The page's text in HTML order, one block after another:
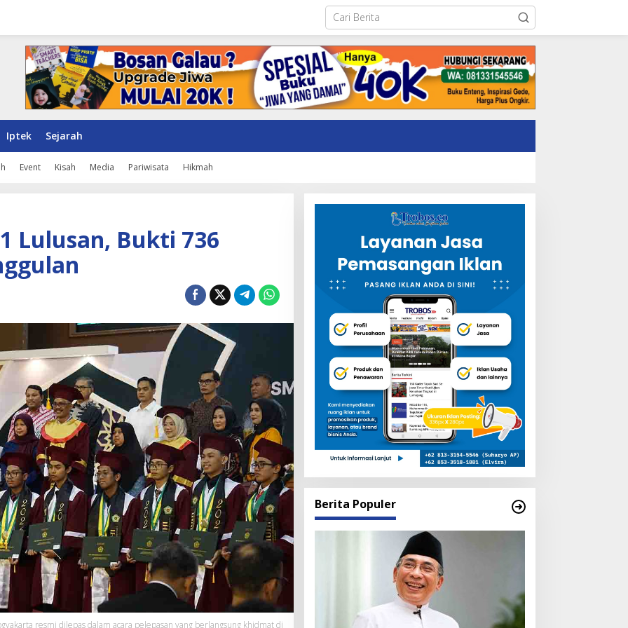
Iptek Sejarah
Event Kisah Media Pariwisata Hikmah
Lulusan, Bukti 736
resmi dilepas dalam acara pelepasan yang berlangsung khidmat di
Berita Populer